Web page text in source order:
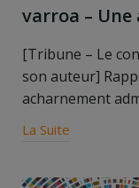
varroa –
[Tribune – Le
son auteur]
acharnement
La Suite